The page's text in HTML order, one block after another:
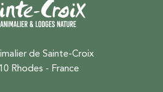
de Sainte-Croix
Rhodes - France